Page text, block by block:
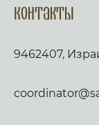
Контакты
9462407,